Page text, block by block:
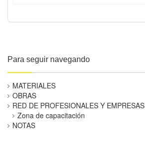
Para seguir navegando
MATERIALES
OBRAS
RED DE PROFESIONALES Y EMPRESAS
Zona de capacitación
NOTAS